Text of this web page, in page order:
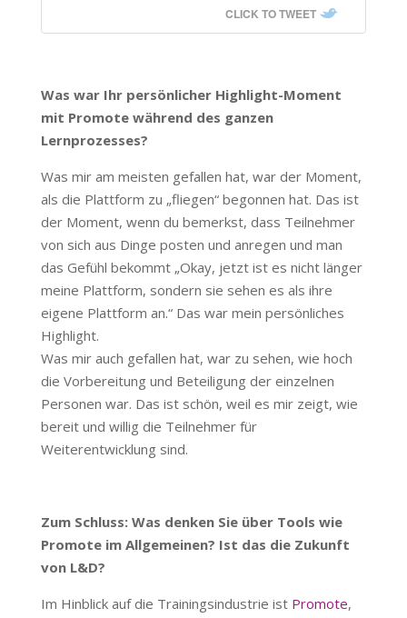
CLICK TO TWEET
Was war Ihr persönlicher Highlight-Moment
mit Promote während des ganzen
Lernprozesses?
Was mir am meisten gefallen hat, war der Moment,
als die Plattform zu „fliegen“ begonnen hat. Das ist
der Moment, wenn du bemerkst, dass Teilnehmer
von sich aus Dinge posten und anregen und man
das Gefühl bekommt „Okay, jetzt ist es nicht länger
meine Plattform, sondern sie sehen es als ihre
eigene Plattform an.“ Das war mein persönliches
Highlight.
Was mir auch gefallen hat, war zu sehen, wie hoch
die Vorbereitung und Beteiligung der einzelnen
Personen war. Das ist schön, weil es mir zeigt, wie
bereit und willig die Teilnehmer für
Weiterentwicklung sind.
Zum Schluss: Was denken Sie über Tools wie
Promote im Allgemeinen? Ist das die Zukunft
von L&D?
Im Hinblick auf die Trainingsindustrie ist Promote,